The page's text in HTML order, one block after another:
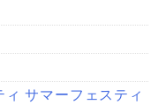
サマーフェスティ